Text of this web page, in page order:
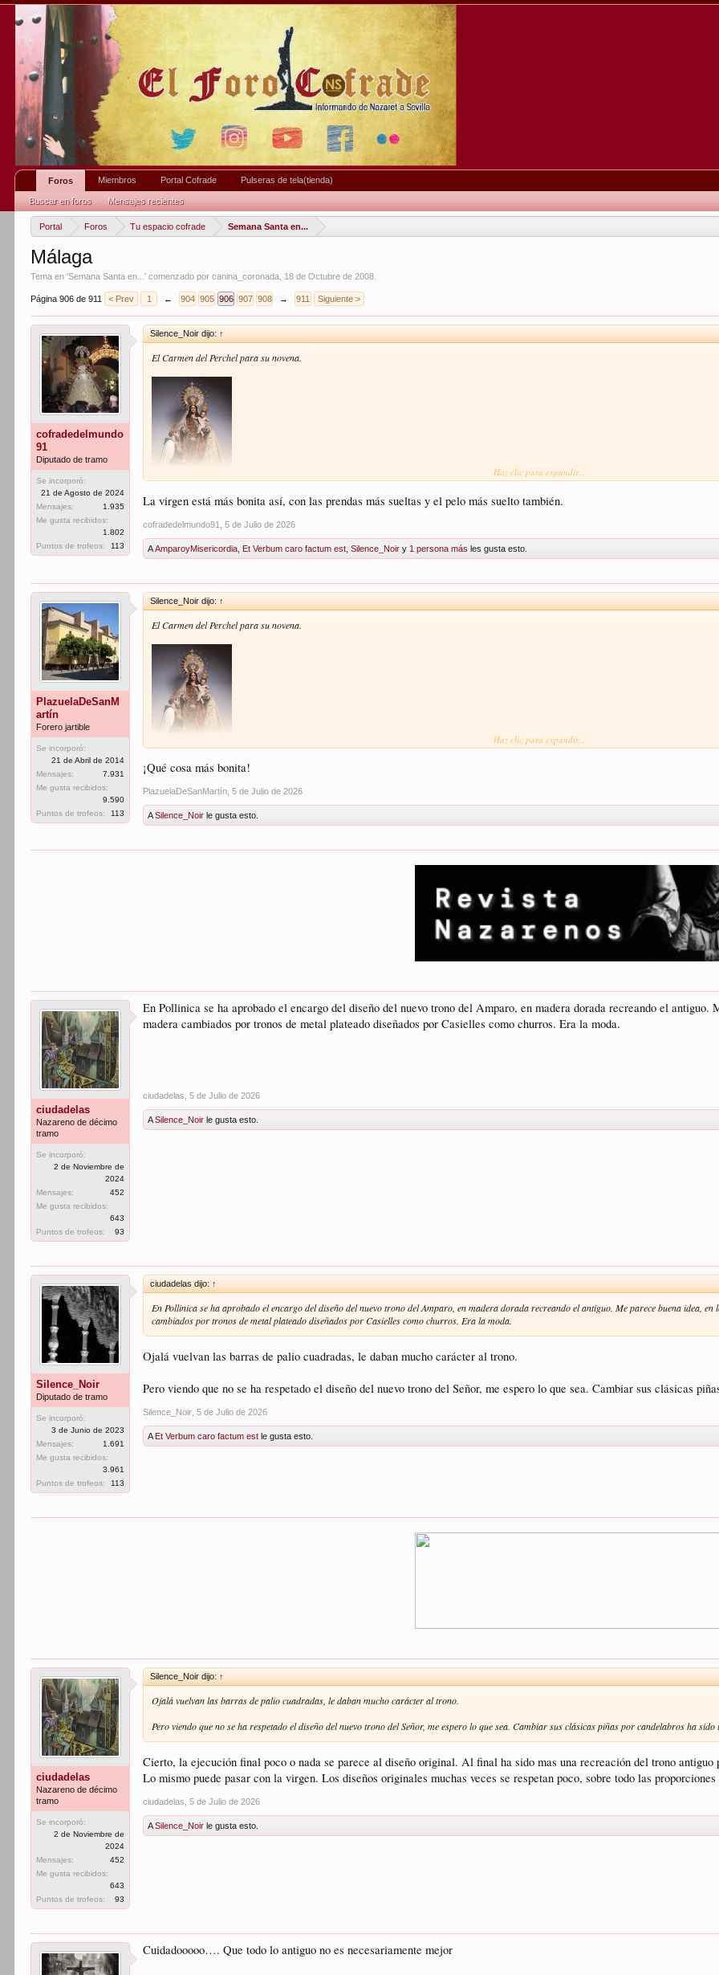
Portal Foros Tu espacio cofrade Semana Santa en...
Málaga
Tema en 'Semana Santa en...' comenzado porcanina_coronada 18 de Octubre de 2008
Página 906 de 911 < Prev 1 ← 904 905 906 907 908 → 911 Siguiente >
cofradedelmundo
91
Diputado de tramo
Se incorporó:
21 de Agosto de 2024
Mensajes:
1.935
Me gusta recibidos:
1.802
Puntos de trofeos:
113
Silence_Noir dijo: ↑
El Carmen del Perchel para su novena.
Haz clic para expandir...
La virgen está más bonita así, con las prendas más sueltas y el pelo más suelto también.
cofradedelmundo91 5 de Julio de 2026
AAmparoyMisericordia ,Et Verbum caro factum est ,Silence_Noir y 1 persona más les gusta esto.
PlazuelaDeSanM
artín
Forero jartible
Se incorporó:
21 de Abril de 2014
Mensajes:
7.931
Me gusta recibidos:
9.590
Puntos de trofeos:
113
Silence_Noir dijo: ↑
El Carmen del Perchel para su novena.
Haz clic para expandir...
¡Qué cosa más bonita!
PlazuelaDeSanMartín 5 de Julio de 2026
ASilence_Noir le gusta esto.
ciudadelas
Nazareno de décimo
tramo
Se incorporó:
2 de Noviembre de
2024
Mensajes:
452
Me gusta recibidos:
643
Puntos de trofeos:
93
En Pollinica se ha aprobado el encargo del diseño del nuevo trono del Amparo, en madera dorada recreando el antiguo.
madera cambiados por tronos de metal plateado diseñados por Casielles como churros. Era la moda.
ciudadelas 5 de Julio de 2026
ASilence_Noir le gusta esto.
Silence_Noir
Diputado de tramo
Se incorporó:
3 de Junio de 2023
Mensajes:
1.691
Me gusta recibidos:
3.961
Puntos de trofeos:
113
ciudadelas dijo: ↑
En Pollinica se ha aprobado el encargo del diseño del nuevo trono del Amparo, en madera dorada recreando el antiguo. Me parece buena idea,
cambiados por tronos de metal plateado diseñados por Casielles como churros. Era la moda.
Ojalá vuelvan las barras de palio cuadradas, le daban mucho carácter al trono.
Pero viendo que no se ha respetado el diseño del nuevo trono del Señor, me espero lo que sea. Cambiar sus clásicas
Silence_Noir 5 de Julio de 2026
AEt Verbum caro factum est le gusta esto.
ciudadelas
Nazareno de décimo
tramo
Se incorporó:
2 de Noviembre de
2024
Mensajes:
452
Me gusta recibidos:
643
Puntos de trofeos:
93
Silence_Noir dijo: ↑
Ojalá vuelvan las barras de palio cuadradas, le daban mucho carácter al trono.
Pero viendo que no se ha respetado el diseño del nuevo trono del Señor, me espero lo que sea. Cambiar sus clásicas piñas por candelabros ha
Cierto, la ejecución final poco o nada se parece al diseño original. Al final ha sido mas una recreación del trono antiguo
Lo mismo puede pasar con la virgen. Los diseños originales muchas veces se respetan poco, sobre todo las
ciudadelas 5 de Julio de 2026
ASilence_Noir le gusta esto.
Cuidadooooo…. Que todo lo antiguo no es necesariamente mejor
Foros
Buscar en foros Mensajes recientes
Miembros Portal Cofrade Pulseras de tela(tienda)